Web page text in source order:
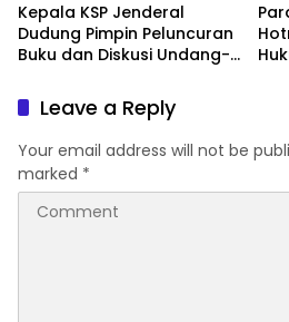
Kepala KSP Jenderal
Dudung Pimpin Peluncuran
Buku dan Diskusi Undang-
Nasional
Leave a Reply
Your email address will not be
marked *